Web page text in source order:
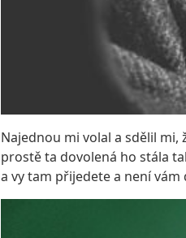
Najednou mi volal a sdělil
prostě ta dovolená ho stála
a vy tam přijedete a není